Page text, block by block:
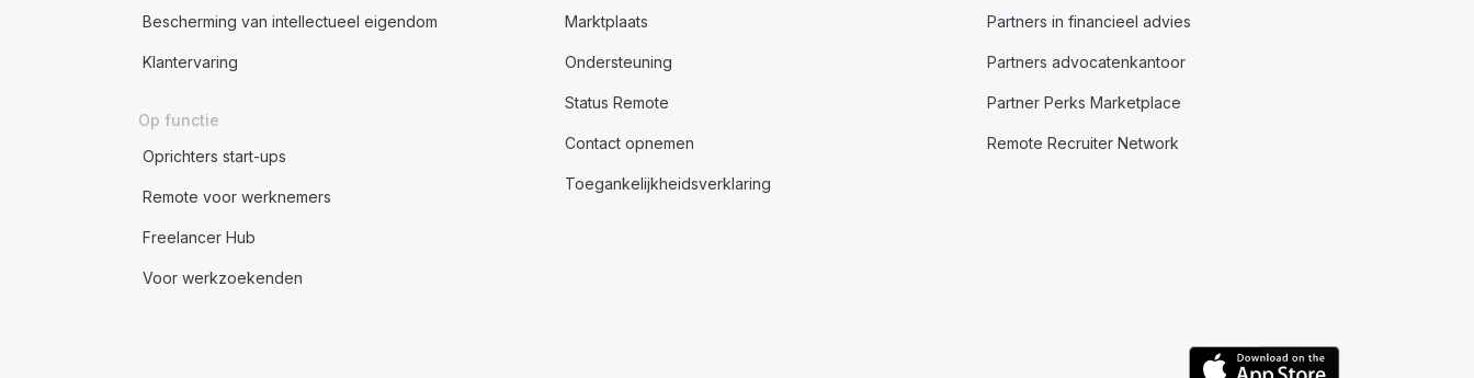
Bescherming van intellectueel eigendom
Klantervaring
Op functie
Oprichters start-ups
Remote voor werknemers
Freelancer Hub
Voor werkzoekenden
Marktplaats
Ondersteuning
Status Remote
Contact opnemen
Toegankelijkheidsverklaring
Partners in financieel advies
Partners advocatenkantoor
Partner Perks Marketplace
Remote Recruiter Network